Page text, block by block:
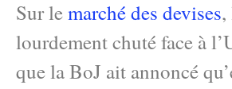
Sur lemarché des devises,
lourdement chuté face à
que la BoJ ait annoncé